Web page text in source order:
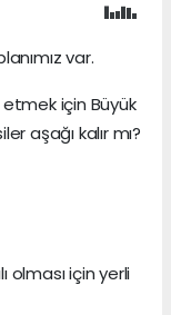
var.
için Büyük
aşağı kalır mı?
olması için yerli